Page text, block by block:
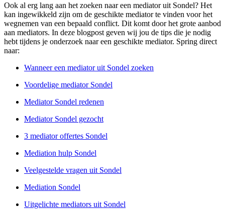
Ook al erg lang aan het zoeken naar een mediator uit Sondel? Het
kan ingewikkeld zijn om de geschikte mediator te vinden voor het
wegnemen van een bepaald conflict. Dit komt door het grote aanbod
aan mediators. In deze blogpost geven wij jou de tips die je nodig
hebt tijdens je onderzoek naar een geschikte mediator. Spring direct
naar:
Wanneer een mediator uit Sondel zoeken
Voordelige mediator Sondel
Mediator Sondel redenen
Mediator Sondel gezocht
3 mediator offertes Sondel
Mediation hulp Sondel
Veelgestelde vragen uit Sondel
Mediation Sondel
Uitgelichte mediators uit Sondel